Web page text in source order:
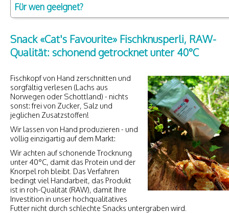
Für wen geeignet?
Snack «Cat's Favourite» Fischknusperli, RAW-
Qualität: schonend getrocknet unter 40°C
Fischkopf von Hand zerschnitten und
sorgfältig verlesen (Lachs aus
Norwegen oder Schottland) - nichts
sonst: frei von Zucker, Salz und
jeglichen Zusatzstoffen!
Wir lassen von Hand produzieren - und
völlig einzigartig auf dem Markt:
Wir achten auf schonende Trocknung
unter 40°C, damit das Protein und der
Knorpel roh bleibt. Das Verfahren
bedingt viel Handarbeit, das Produkt
ist in roh-Qualität (RAW), damit Ihre
Investition in unser hochqualitatives
Futter nicht durch schlechte Snacks untergraben wird.